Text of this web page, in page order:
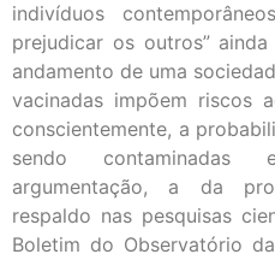
indivíduos
prejudicar os outros”
andamento de uma
vacinadas impõem riscos
conscientemente, a
sendo contaminadas
argumentação, a da
respaldo nas pesquisas
Boletim do Observatório